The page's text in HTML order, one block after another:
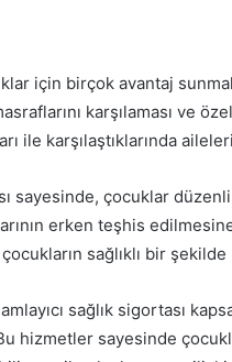
için birçok avantaj
karşılaması ve
ile karşılaştıklarında
sayesinde, çocuklar
erken teşhis
sağlıklı bir
sağlık sigortası
hizmetler sayesinde